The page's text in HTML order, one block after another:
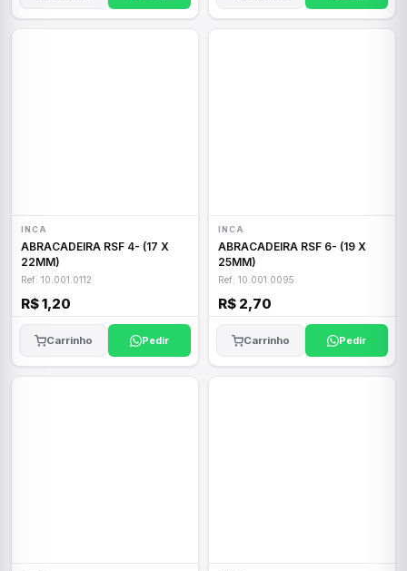
INCA
ABRACADEIRA RSF 4- (17 X
22MM)
Ref: 10.001.0112
R$ 1,20
Carrinho Pedir
INCA
ABRACADEIRA RSF 6- (19 X
25MM)
Ref: 10.001.0095
R$ 2,70
Carrinho Pedir